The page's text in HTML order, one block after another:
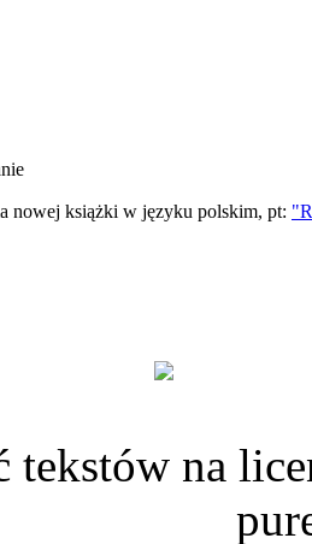
nowej książki w języku polskim, pt:
tekstów na